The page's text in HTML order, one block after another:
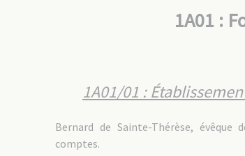
1A01 :
1A01/01 :
Bernard de Sainte-Thérèse, évêque
comptes.